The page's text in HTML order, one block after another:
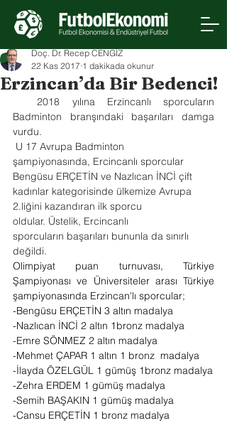
Erzincan’da Bir Bedenci!
Doç. Dr. Recep CENGİZ
22 Kas 2017 1 dakikada okunur
Badminton branşındaki başarıları damga
vurdu.
U 17 Avrupa Badminton
şampiyonasında, Ercincanlı sporcular
Bengüsu ERÇETİN ve Nazlıcan İNCİ çift
kadınlar kategorisinde ülkemize Avrupa
2.liğini kazandıran ilk sporcu
oldular. Üstelik, Ercincanlı
sporcuların başarıları bununla da sınırlı
değildi.
Olimpiyat puan turnuvası, Türkiye
Şampiyonası ve Üniversiteler arası Türkiye
şampiyonasında Erzincan'lı sporcular;
-Bengüsu ERÇETİN 3 altın madalya
-Nazlıcan İNCİ 2 altın 1bronz madalya
-Emre SÖNMEZ 2 altın madalya
-Mehmet ÇAPAR 1 altın 1 bronz  madalya
-İlayda ÖZELGÜL 1 gümüş 1bronz madalya
-Zehra ERDEM 1 gümüş madalya
-Semih BAŞAKIN 1 gümüş madalya
-Cansu ERÇETİN 1 bronz madalya